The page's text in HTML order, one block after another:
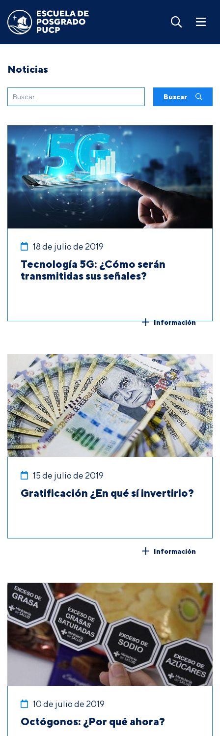
Noticias
Buscar
18 de julio de 2019
Tecnología 5G: ¿Cómo serán
transmitidas sus señales?
Información
15 de julio de 2019
Gratificación ¿En qué sí invertirlo?
Información
10 de julio de 2019
Octógonos: ¿Por qué ahora?